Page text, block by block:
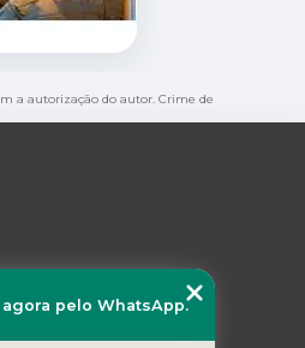
a autorização do autor. Crime de
agora pelo WhatsApp.